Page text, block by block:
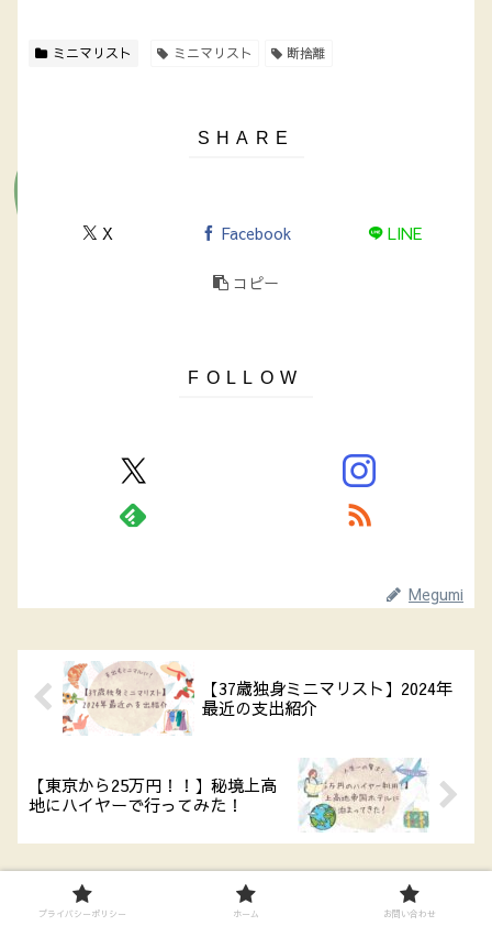
ミニマリスト ミニマリスト 断捨離
X Facebook LINE
コピー
Megumi
【37歳独身ミニマリスト】2024年
最近の支出紹介
【東京から25万円！！】秘境上高
地にハイヤーで行ってみた！
プライバシーポリシー ホーム お問い合わせ